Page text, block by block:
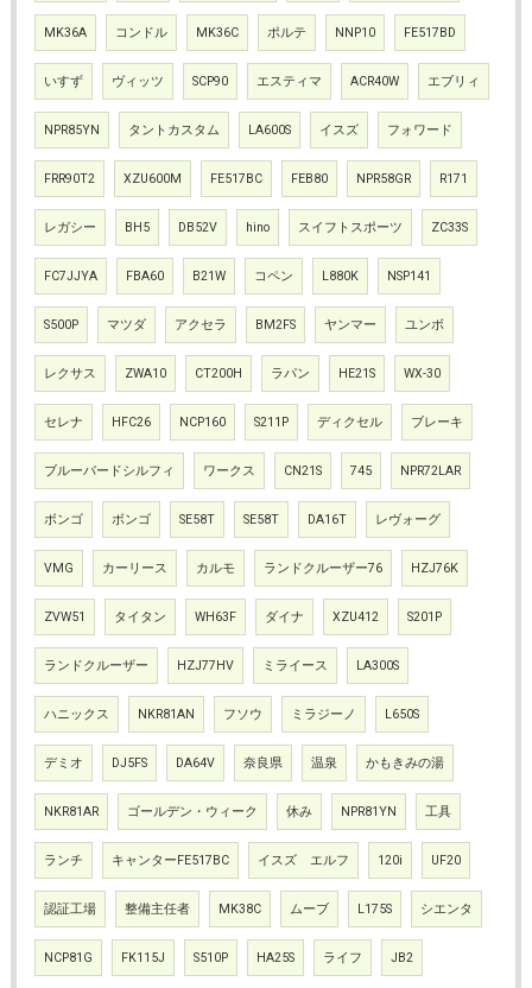
MK36A コンドル MK36C ポルテ NNP10 FE517BD
いすず ヴィッツ SCP90 エスティマ ACR40W エブリィ
NPR85YN タントカスタム LA600S イスズ フォワード
FRR90T2 XZU600M FE517BC FEB80 NPR58GR R171
レガシー BH5 DB52V hino スイフトスポーツ ZC33S
FC7JJYA FBA60 B21W コペン L880K NSP141
S500P マツダ アクセラ BM2FS ヤンマー ユンボ
レクサス ZWA10 CT200H ラパン HE21S WX-30
セレナ HFC26 NCP160 S211P ディクセル ブレーキ
ブルーバードシルフィ ワークス CN21S 745 NPR72LAR
ボンゴ ボンゴ SE58T SE58T DA16T レヴォーグ
VMG カーリース カルモ ランドクルーザー76 HZJ76K
ZVW51 タイタン WH63F ダイナ XZU412 S201P
ランドクルーザー HZJ77HV ミライース LA300S
ハニックス NKR81AN フソウ ミラジーノ L650S
デミオ DJ5FS DA64V 奈良県 温泉 かもきみの湯
NKR81AR ゴールデン・ウィーク 休み NPR81YN 工具
ランチ キャンターFE517BC イスズ エルフ 120i UF20
認証工場 整備主任者 MK38C ムーブ L175S シエンタ
NCP81G FK115J S510P HA25S ライフ JB2